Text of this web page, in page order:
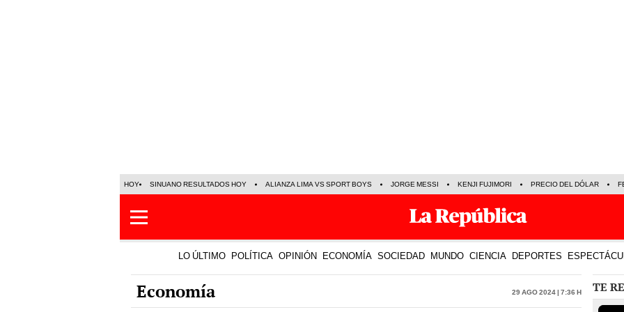
HOY SINUANO RESULTADOS HOY ALIANZA LIMA VS SPORT BOYS JORGE MESSI KENJI FUJIMORI PRECIO DEL DÓLAR
LO ÚLTIMO POLÍTICA OPINIÓN ECONOMÍA SOCIEDAD MUNDO CIENCIA DEPORTES
Economía 29 Ago 2024 | 7:36 h TE